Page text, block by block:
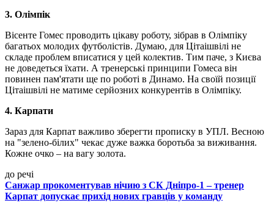
3. Олімпік
Вісенте Гомес проводить цікаву роботу, зібрав в Олімпіку
багатьох молодих футболістів. Думаю, для Цітаішвілі не
складе проблем вписатися у цей колектив. Тим паче, з Києва
не доведеться їхати. А тренерські принципи Гомеса він
повинен пам'ятати ще по роботі в Динамо. На своїй позиції
Цітаішвілі не матиме серйозних конкурентів в Олімпіку.
4. Карпати
Зараз для Карпат важливо зберегти прописку в УПЛ. Весною
на "зелено-білих" чекає дуже важка боротьба за виживання.
Кожне очко – на вагу золота.
до речі
Санжар прокоментував нічию з СК Дніпро-1 – тренер
Карпат допускає прихід нових гравців у команду